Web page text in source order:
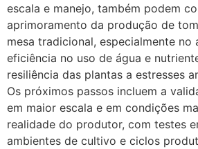
escala e manejo, também podem
aprimoramento da produção de
mesa tradicional, especialmente no
eficiência no uso de água e
resiliência das plantas a estresses
Os próximos passos incluem a
em maior escala e em condições
realidade do produtor, com testes
ambientes de cultivo e ciclos